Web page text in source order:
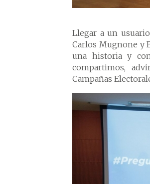
Llegar a un
Carlos Mugnone y
una historia y
compartimos,
Campañas